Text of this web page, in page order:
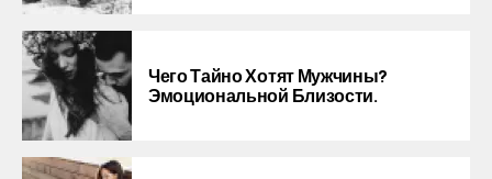
Чего Тайно Хотят Мужчины?
Эмоциональной Близости.